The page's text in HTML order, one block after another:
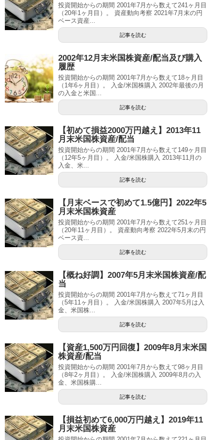
投資開始からの期間 2001年7月から数えて241ヶ月目
（20年1ヶ月目）。 資産動向考察 2021年7月末の円
ベース資産...
記事を読む
2002年12月末米国株資産/配当及び購入
履歴
投資開始からの期間 2001年7月から数えて18ヶ月目
（1年6ヶ月目）。 入金/米国株購入 2002年最後の月
の入金と米国...
記事を読む
【初めて損益2000万円越え】2013年11
月末米国株資産/配当
投資開始からの期間 2001年7月から数えて149ヶ月目
（12年5ヶ月目）。 入金/米国株購入 2013年11月の
入金、米...
記事を読む
【月末ベースで初めて1.5億円】2022年5
月末米国株資産
投資開始からの期間 2001年7月から数えて251ヶ月目
（20年11ヶ月目）。 資産動向考察 2022年5月末の円
ベース資...
記事を読む
【概ね好調】2007年5月末米国株資産/配
当
投資開始からの期間 2001年7月から数えて71ヶ月目
（5年11ヶ月目）。 入金/米国株購入 2007年5月は入
金、米国株...
記事を読む
【資産1,500万円回復】2009年8月末米国
株資産/配当
投資開始からの期間 2001年7月から数えて98ヶ月目
（8年2ヶ月目）。 入金/米国株購入 2009年8月の入
金、米国株購...
記事を読む
【損益初めて6,000万円越え】2019年11
月末米国株資産